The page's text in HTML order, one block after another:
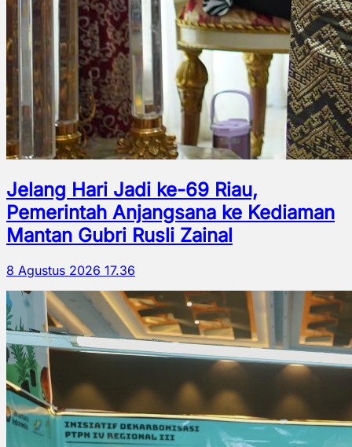
Jelang Hari Jadi ke-69 Riau,
Pemerintah Anjangsana ke Kediaman
Mantan Gubri Rusli Zainal
8 Agustus 2026 17.36